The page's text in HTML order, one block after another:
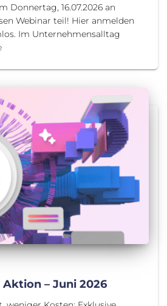
Donnertag, 16.07.2026 an
Webinar teil! Hier anmelden
Im Unternehmensalltag
– Juni 2026